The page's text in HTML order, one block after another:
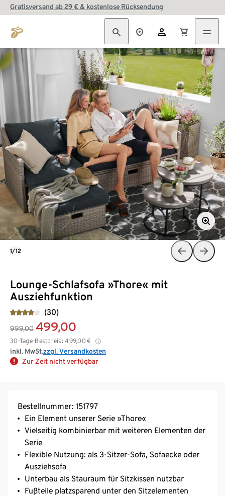
Gratisversand ab 29 € & kostenlose Rücksendung
Lounge-Schlafsofa »Thore« mit
Ausziehfunktion
(30)
999,00 499,00
30-Tage-Bestpreis: 499,00 €
inkl. MwSt.zzgl. Versandkosten
Zur Zeit nicht verfügbar
1/12
Bestellnummer: 151797
Ein Element unserer Serie »Thore«
Vielseitig kombinierbar mit weiteren Elementen der
Serie
Flexible Nutzung: als 3-Sitzer-Sofa, Sofaecke oder
Ausziehsofa
Unterbau als Stauraum für Sitzkissen nutzbar
Fußteile platzsparend unter den Sitzelementen